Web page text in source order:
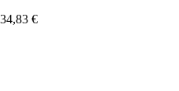
34,83 €